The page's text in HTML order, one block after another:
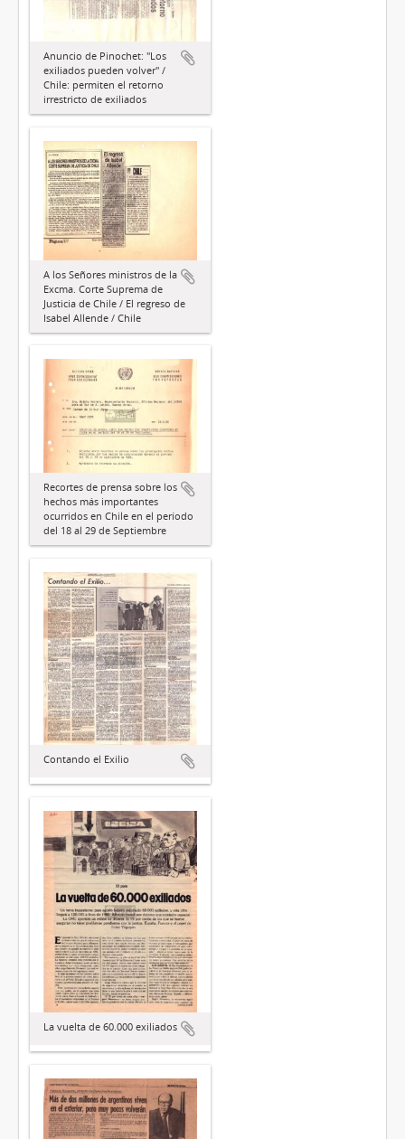
Anuncio de Pinochet: "Los
exiliados pueden volver" /
Chile: permiten el retorno
irrestricto de exiliados
A los Señores ministros de la
Excma. Corte Suprema de
Justicia de Chile / El regreso de
Isabel Allende / Chile
Recortes de prensa sobre los
hechos más importantes
ocurridos en Chile en el período
del 18 al 29 de Septiembre
Contando el Exilio
La vuelta de 60.000 exiliados